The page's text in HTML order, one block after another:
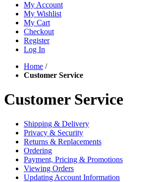
My Account
My Wishlist
My Cart
Checkout
Register
Log In
Home /
Customer Service
Customer Service
Shipping & Delivery
Privacy & Security
Returns & Replacements
Ordering
Payment, Pricing & Promotions
Viewing Orders
Updating Account Information